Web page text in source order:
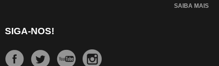
SAIBA MAIS
SIGA-NOS!